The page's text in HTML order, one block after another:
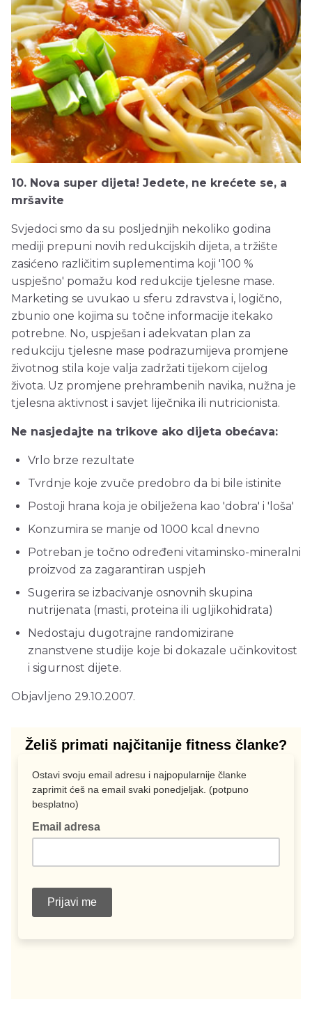
10. Nova super dijeta! Jedete, ne krećete se, a
mršavite
Svjedoci smo da su posljednjih nekoliko godina
mediji prepuni novih redukcijskih dijeta, a tržište
zasićeno različitim suplementima koji '100 %
uspješno' pomažu kod redukcije tjelesne mase.
Marketing se uvukao u sferu zdravstva i, logično,
zbunio one kojima su točne informacije itekako
potrebne. No, uspješan i adekvatan plan za
redukciju tjelesne mase podrazumijeva promjene
životnog stila koje valja zadržati tijekom cijelog
života. Uz promjene prehrambenih navika, nužna je
tjelesna aktivnost i savjet liječnika ili nutricionista.
Ne nasjedajte na trikove ako dijeta obećava:
Vrlo brze rezultate
Tvrdnje koje zvuče predobro da bi bile istinite
Postoji hrana koja je obilježena kao 'dobra' i 'loša'
Konzumira se manje od 1000 kcal dnevno
Potreban je točno određeni vitaminsko-mineralni
proizvod za zagarantiran uspjeh
Sugerira se izbacivanje osnovnih skupina
nutrijenata (masti, proteina ili ugljikohidrata)
Nedostaju dugotrajne randomizirane
znanstvene studije koje bi dokazale učinkovitost
i sigurnost dijete.
Objavljeno 29.10.2007.